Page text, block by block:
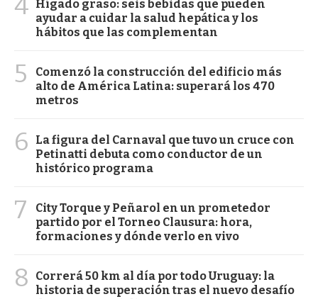
Hígado graso: seis bebidas que pueden
ayudar a cuidar la salud hepática y los
hábitos que las complementan
5
Comenzó la construcción del edificio más
alto de América Latina: superará los 470
metros
6
La figura del Carnaval que tuvo un cruce con
Petinatti debuta como conductor de un
histórico programa
7
City Torque y Peñarol en un prometedor
partido por el Torneo Clausura: hora,
formaciones y dónde verlo en vivo
8
Correrá 50 km al día por todo Uruguay: la
historia de superación tras el nuevo desafío